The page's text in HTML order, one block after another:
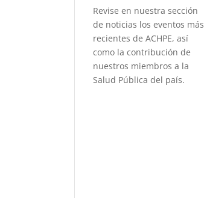
Revise en nuestra sección
de noticias los eventos más
recientes de ACHPE, así
como la contribución de
nuestros miembros a la
Salud Pública del país.